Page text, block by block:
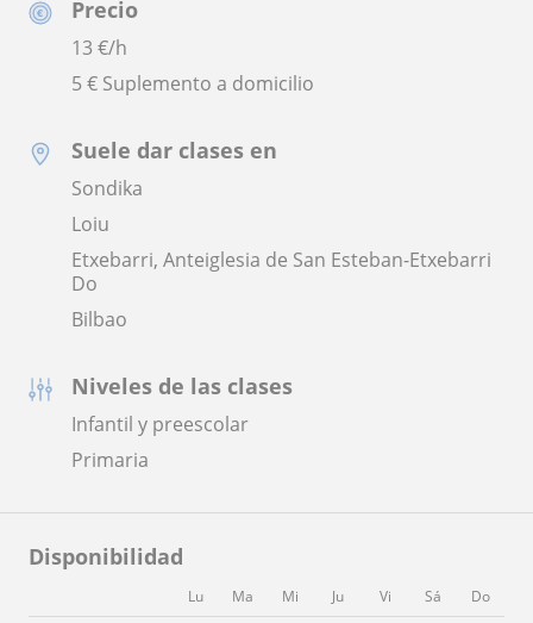
Precio
13 €/h
5 € Suplemento a domicilio
Suele dar clases en
Sondika
Loiu
Etxebarri, Anteiglesia de San Esteban-Etxebarri
Do
Bilbao
Niveles de las clases
Infantil y preescolar
Primaria
Disponibilidad
Lu Ma Mi Ju Vi Sá Do